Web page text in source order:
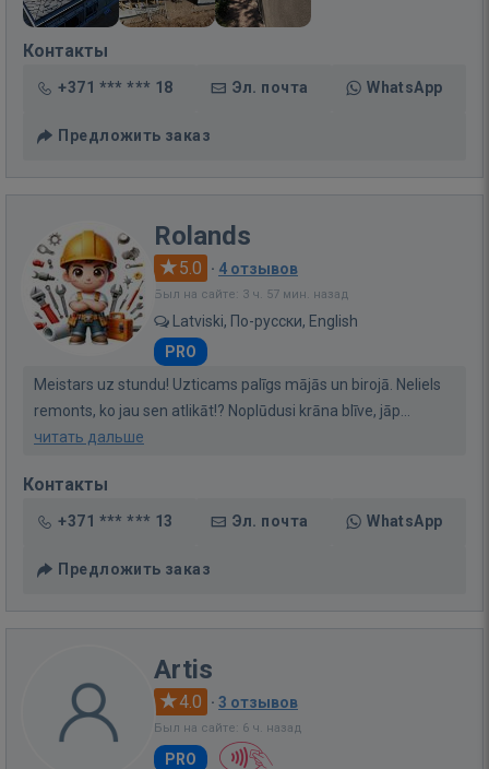
Контакты
+371 *** *** 18 Эл. почта WhatsApp
Предложить заказ
Rolands
5.0 · 4 отзывов
Был на сайте: 3 ч. 57 мин. назад
Latviski, По-русски, English
PRO
Meistars uz stundu! Uzticams palīgs mājās un birojā. Neliels
remonts, ko jau sen atlikāt!? Noplūdusi krāna blīve, jāp...
читать дальше
Контакты
+371 *** *** 13 Эл. почта WhatsApp
Предложить заказ
Artis
4.0 · 3 отзывов
Был на сайте: 6 ч. назад
PRO